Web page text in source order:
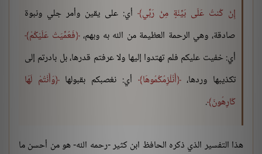
إِنْ كُنتُ عَلَى بَيِّنَةٍ مِنْ رَبِّي
أي: على يقين وأمر جلي ونبوة
صادقة، وهي الرحمة العظيمة من الله به وبهم، فَعُمِّيَتْ عَلَيْكُمْ
أي: خفيت عليكم فلم تهتدوا إليها ولا عرفتم قدرها، بل بادرتم إلى
تكذيبها وردها، أَنُلْزِمُكُمُوهَا أي: نغصبكم بقبولها وَأَنْتُمْ لَهَا
كَارِهُونَ .
هذا التفسير الذي ذكره الحافظ ابن كثير -رحمه الله- هو من أحسن ما